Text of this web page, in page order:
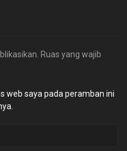
Ruas yang wajib
web saya pada peramban ini